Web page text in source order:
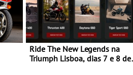
Ride The New Legends na
Triumph Lisboa, dias 7 e 8 de